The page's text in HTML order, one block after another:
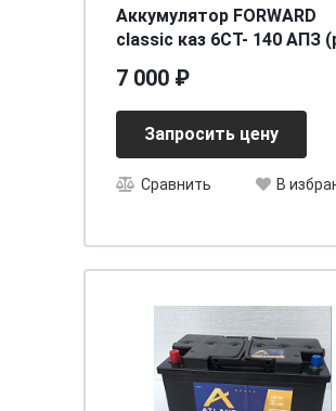
Аккумулятор FORWARD
classic каз 6СТ- 140 АПЗ
7 000 ₽
Запросить цену
Сравнить В